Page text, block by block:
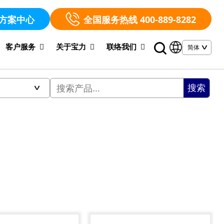
案中心 全国服务热线 400-889-8282
客户服务 关于宝力 联络我们
搜索